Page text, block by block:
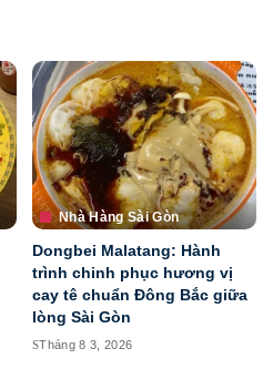
Nhà Hàng Sài Gòn
Dongbei Malatang: Hành
trình chinh phục hương vị
cay tê chuẩn Đông Bắc giữa
lòng Sài Gòn
Tháng 8 3, 2026